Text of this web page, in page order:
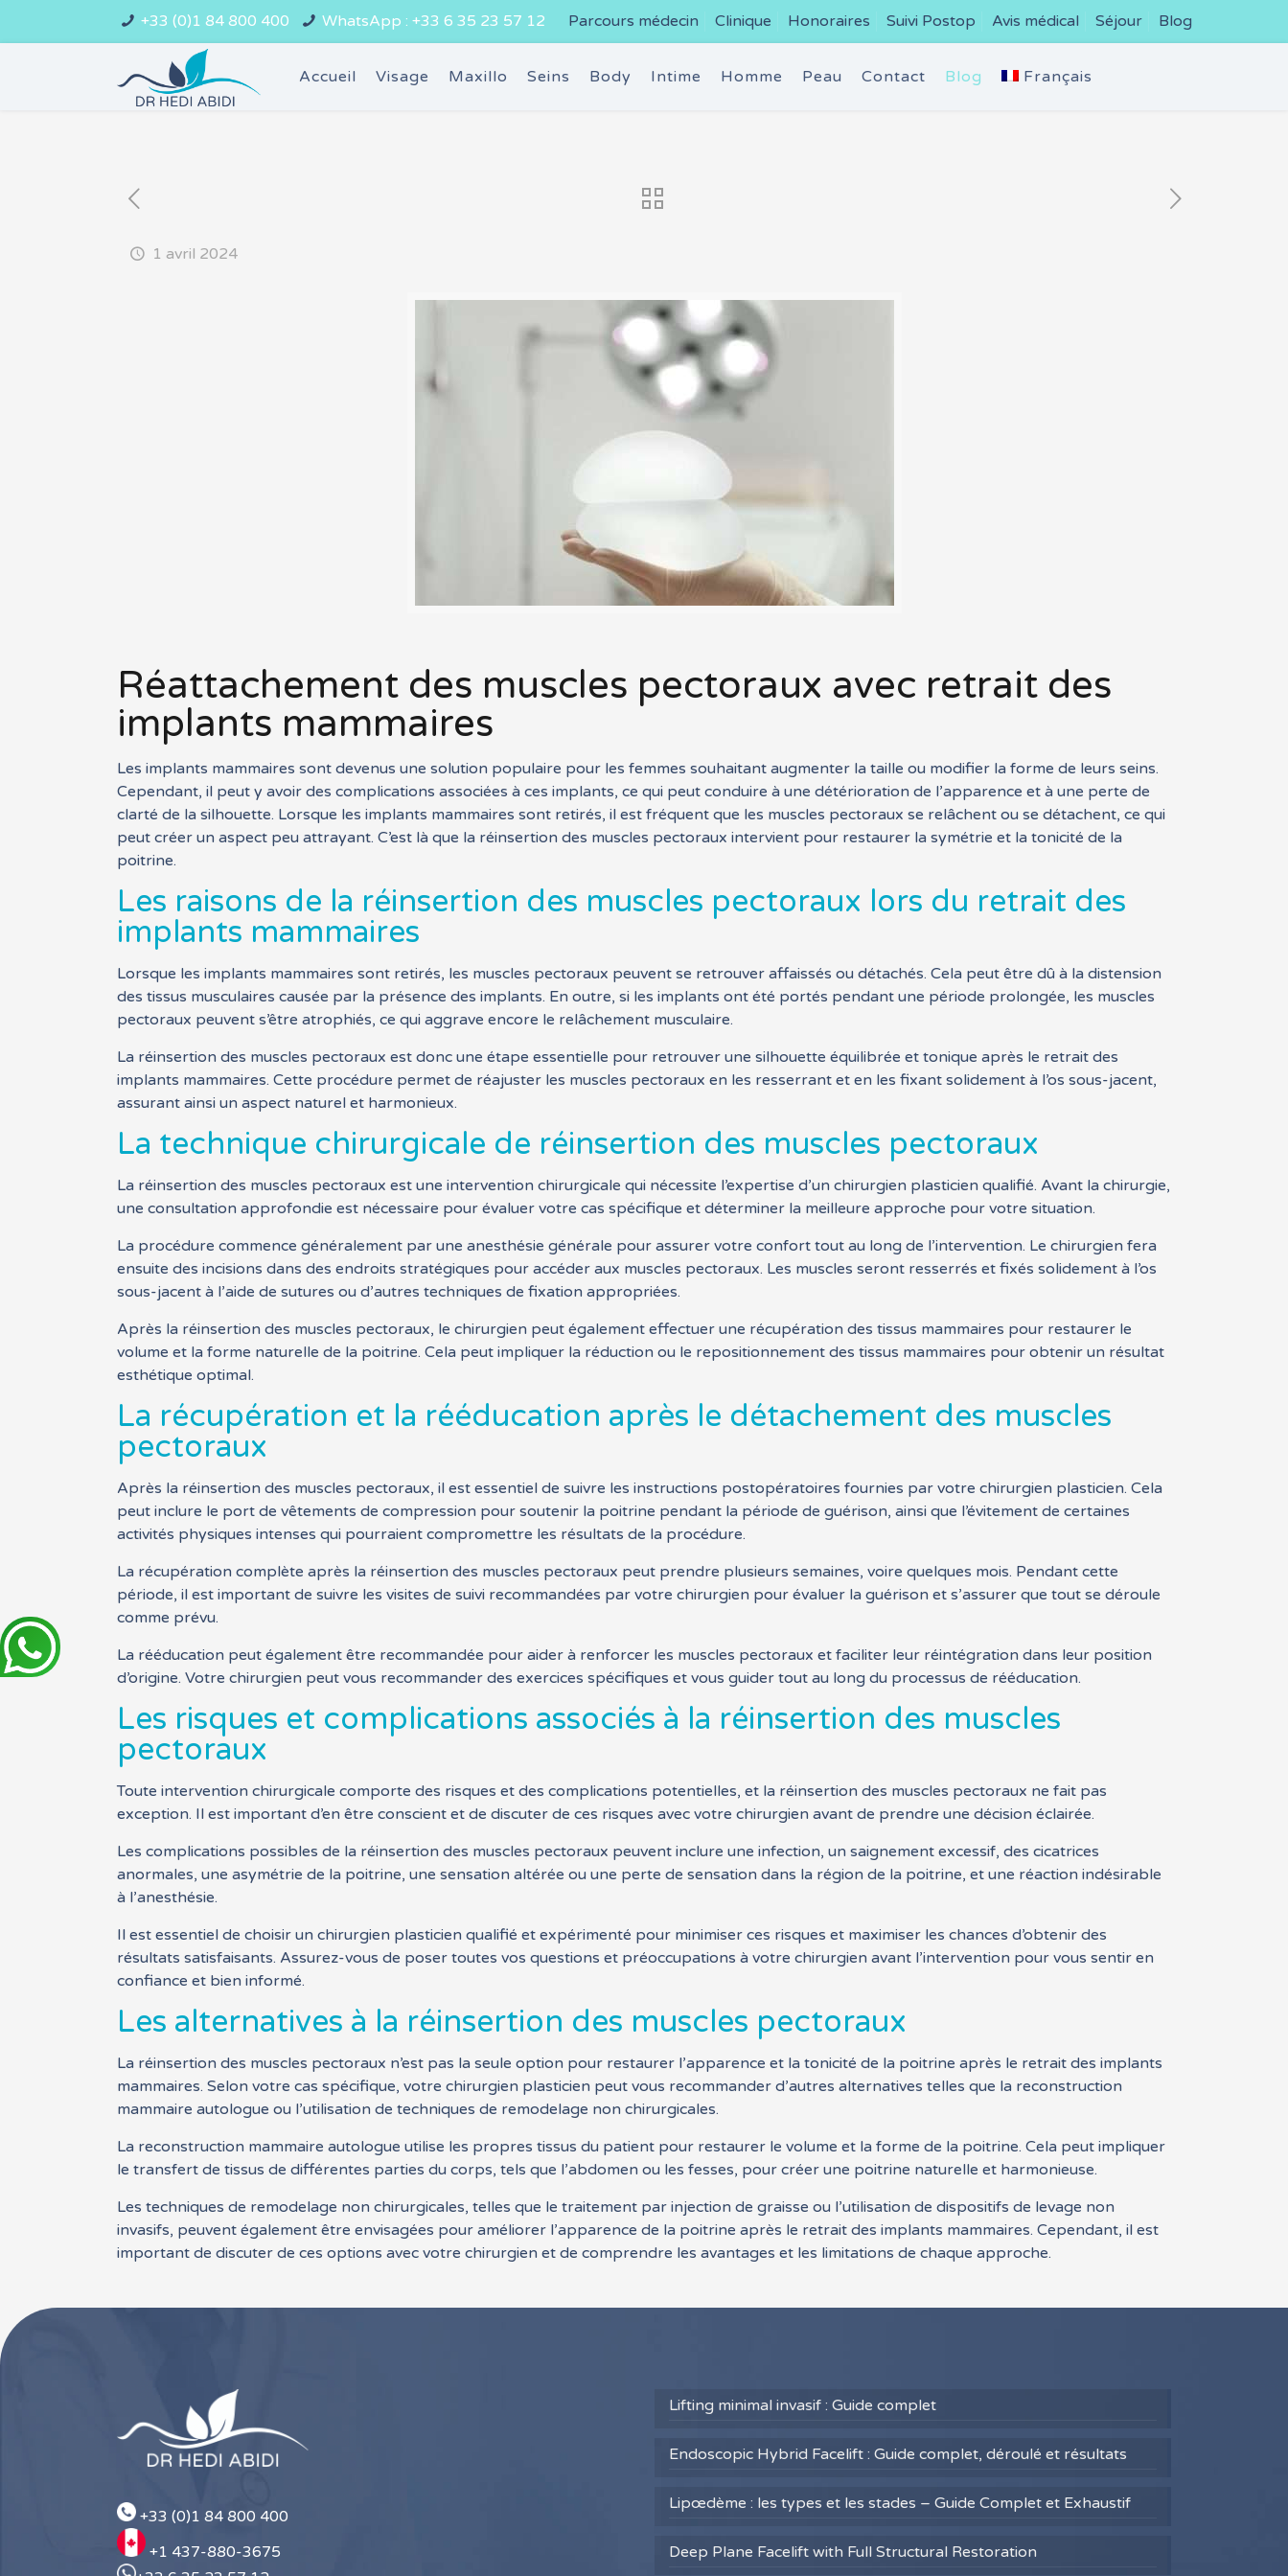
+33 (0)1 84 800 400 WhatsApp : +33 6 35 23 57 12 Parcours médecin Clinique Honoraires Suivi Postop Avis médical Séjour Blog
Accueil Visage Maxillo Seins Body Intime Homme Peau Contact Blog Français
1 avril 2024
Réattachement des muscles pectoraux avec retrait des
implants mammaires
Les implants mammaires sont devenus une solution populaire pour les femmes souhaitant augmenter la taille ou modifier la forme de leurs seins.
Cependant, il peut y avoir des complications associées à ces implants, ce qui peut conduire à une détérioration de l’apparence et à une perte de
clarté de la silhouette. Lorsque les implants mammaires sont retirés, il est fréquent que les muscles pectoraux se relâchent ou se détachent, ce qui
peut créer un aspect peu attrayant. C’est là que la réinsertion des muscles pectoraux intervient pour restaurer la symétrie et la tonicité de la
poitrine.
Les raisons de la réinsertion des muscles pectoraux lors du retrait des
implants mammaires
Lorsque les implants mammaires sont retirés, les muscles pectoraux peuvent se retrouver affaissés ou détachés. Cela peut être dû à la distension
des tissus musculaires causée par la présence des implants. En outre, si les implants ont été portés pendant une période prolongée, les muscles
pectoraux peuvent s’être atrophiés, ce qui aggrave encore le relâchement musculaire.
La réinsertion des muscles pectoraux est donc une étape essentielle pour retrouver une silhouette équilibrée et tonique après le retrait des
implants mammaires. Cette procédure permet de réajuster les muscles pectoraux en les resserrant et en les fixant solidement à l’os sous-jacent,
assurant ainsi un aspect naturel et harmonieux.
La technique chirurgicale de réinsertion des muscles pectoraux
La réinsertion des muscles pectoraux est une intervention chirurgicale qui nécessite l’expertise d’un chirurgien plasticien qualifié. Avant la chirurgie,
une consultation approfondie est nécessaire pour évaluer votre cas spécifique et déterminer la meilleure approche pour votre situation.
La procédure commence généralement par une anesthésie générale pour assurer votre confort tout au long de l’intervention. Le chirurgien fera
ensuite des incisions dans des endroits stratégiques pour accéder aux muscles pectoraux. Les muscles seront resserrés et fixés solidement à l’os
sous-jacent à l’aide de sutures ou d’autres techniques de fixation appropriées.
Après la réinsertion des muscles pectoraux, le chirurgien peut également effectuer une récupération des tissus mammaires pour restaurer le
volume et la forme naturelle de la poitrine. Cela peut impliquer la réduction ou le repositionnement des tissus mammaires pour obtenir un résultat
esthétique optimal.
La récupération et la rééducation après le détachement des muscles
pectoraux
Après la réinsertion des muscles pectoraux, il est essentiel de suivre les instructions postopératoires fournies par votre chirurgien plasticien. Cela
peut inclure le port de vêtements de compression pour soutenir la poitrine pendant la période de guérison, ainsi que l’évitement de certaines
activités physiques intenses qui pourraient compromettre les résultats de la procédure.
La récupération complète après la réinsertion des muscles pectoraux peut prendre plusieurs semaines, voire quelques mois. Pendant cette
période, il est important de suivre les visites de suivi recommandées par votre chirurgien pour évaluer la guérison et s’assurer que tout se déroule
comme prévu.
La rééducation peut également être recommandée pour aider à renforcer les muscles pectoraux et faciliter leur réintégration dans leur position
d’origine. Votre chirurgien peut vous recommander des exercices spécifiques et vous guider tout au long du processus de rééducation.
Les risques et complications associés à la réinsertion des muscles
pectoraux
Toute intervention chirurgicale comporte des risques et des complications potentielles, et la réinsertion des muscles pectoraux ne fait pas
exception. Il est important d’en être conscient et de discuter de ces risques avec votre chirurgien avant de prendre une décision éclairée.
Les complications possibles de la réinsertion des muscles pectoraux peuvent inclure une infection, un saignement excessif, des cicatrices
anormales, une asymétrie de la poitrine, une sensation altérée ou une perte de sensation dans la région de la poitrine, et une réaction indésirable
à l’anesthésie.
Il est essentiel de choisir un chirurgien plasticien qualifié et expérimenté pour minimiser ces risques et maximiser les chances d’obtenir des
résultats satisfaisants. Assurez-vous de poser toutes vos questions et préoccupations à votre chirurgien avant l’intervention pour vous sentir en
confiance et bien informé.
Les alternatives à la réinsertion des muscles pectoraux
La réinsertion des muscles pectoraux n’est pas la seule option pour restaurer l’apparence et la tonicité de la poitrine après le retrait des implants
mammaires. Selon votre cas spécifique, votre chirurgien plasticien peut vous recommander d’autres alternatives telles que la reconstruction
mammaire autologue ou l’utilisation de techniques de remodelage non chirurgicales.
La reconstruction mammaire autologue utilise les propres tissus du patient pour restaurer le volume et la forme de la poitrine. Cela peut impliquer
le transfert de tissus de différentes parties du corps, tels que l’abdomen ou les fesses, pour créer une poitrine naturelle et harmonieuse.
Les techniques de remodelage non chirurgicales, telles que le traitement par injection de graisse ou l’utilisation de dispositifs de levage non
invasifs, peuvent également être envisagées pour améliorer l’apparence de la poitrine après le retrait des implants mammaires. Cependant, il est
important de discuter de ces options avec votre chirurgien et de comprendre les avantages et les limitations de chaque approche.
+33 (0)1 84 800 400
+1 437-880-3675
Lifting minimal invasif : Guide complet
Endoscopic Hybrid Facelift : Guide complet, déroulé et résultats
Lipœdème : les types et les stades – Guide Complet et Exhaustif
Deep Plane Facelift with Full Structural Restoration